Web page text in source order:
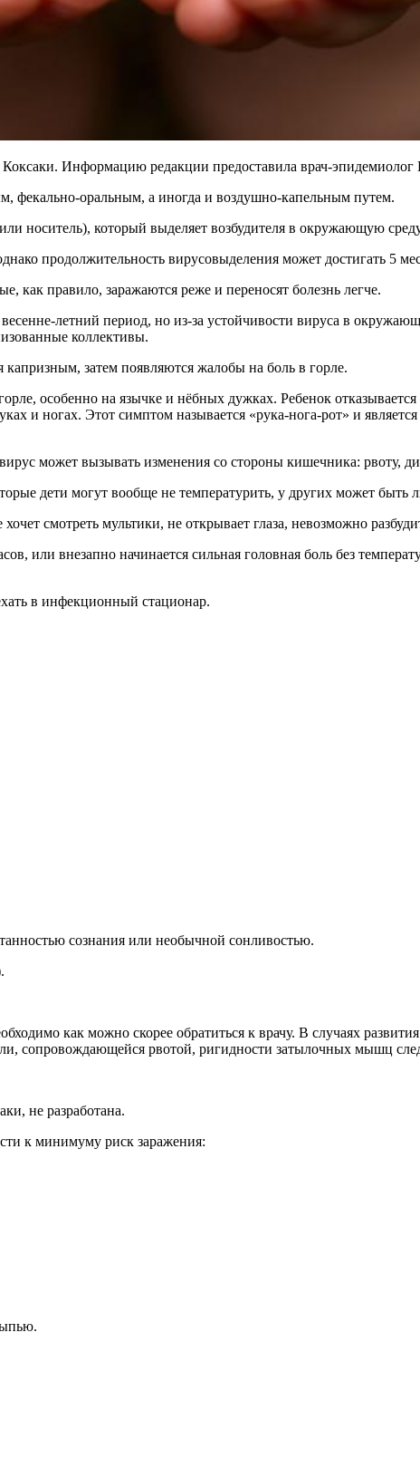
Информацию редакции предоставила врач-
фекально-оральным, а иногда и воздушно-капельным путем.
носитель), который выделяет возбудителя в окружающую
продолжительность вирусовыделения может достигать 5
как правило, заражаются реже и переносят болезнь легче.
летний период, но из-за устойчивости вируса в
коллективы.
затем появляются жалобы на боль в горле.
особенно на язычке и нёбных дужках. Ребенок
и ногах. Этот симптом называется «рука-нога-рот» и
может вызывать изменения со стороны кишечника: рвоту,
дети могут вообще не температурить, у других может быть
смотреть мультики, не открывает глаза, невозможно
или внезапно начинается сильная головная боль без
в инфекционный стационар.
сознания или необычной сонливостью.
как можно скорее обратиться к врачу. В случаях
сопровождающейся рвотой, ригидности затылочных мышц
не разработана.
к минимуму риск заражения: